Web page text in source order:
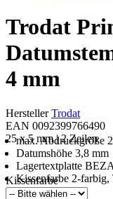
Trodat
4 mm
HerstellerTrodat
EAN 0092399766490
25 x 5 mm | 2 Zeilen
max. Abdruckgröße
Datumshöhe 3,8 mm
Lagertextplatte
Kissenfarbe 2-
Kissenfarbe